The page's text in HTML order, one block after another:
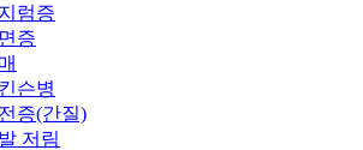
럼증
증
슨병
증(간질)
저림